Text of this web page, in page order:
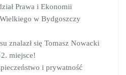
Prawa i Ekonomii
w Bydgoszczy
znalazł się Tomasz Nowacki
miejsce!
i prywatność